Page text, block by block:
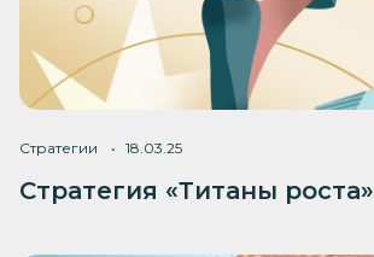
Стратегии 18.03.25
Стратегия «Титаны роста»